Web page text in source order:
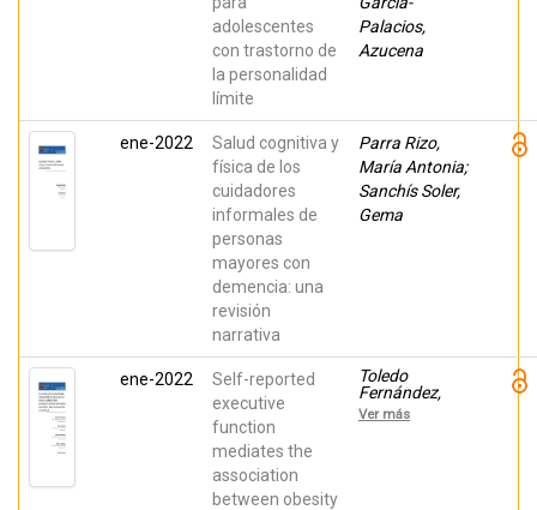
adolescentes
con trastorno de
la personalidad
límite
Palacios,
Azucena
ene-2022
Salud cognitiva y
física de los
cuidadores
informales de
personas
mayores con
demencia: una
revisión
narrativa
Parra Rizo,
María Antonia;
Sanchís Soler,
Gema
ene-2022
Self-reported
executive
function
mediates the
association
between obesity
Toledo
Fernández,
Aldebarán;
Baca
Ver más